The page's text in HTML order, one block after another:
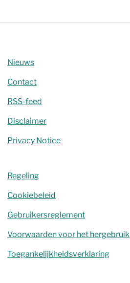
Nieuws
Contact
RSS-feed
Disclaimer
Privacy Notice
Regeling
Cookiebeleid
Gebruikersreglement
Voorwaarden voor het hergebruik
Toegankelijkheidsverklaring